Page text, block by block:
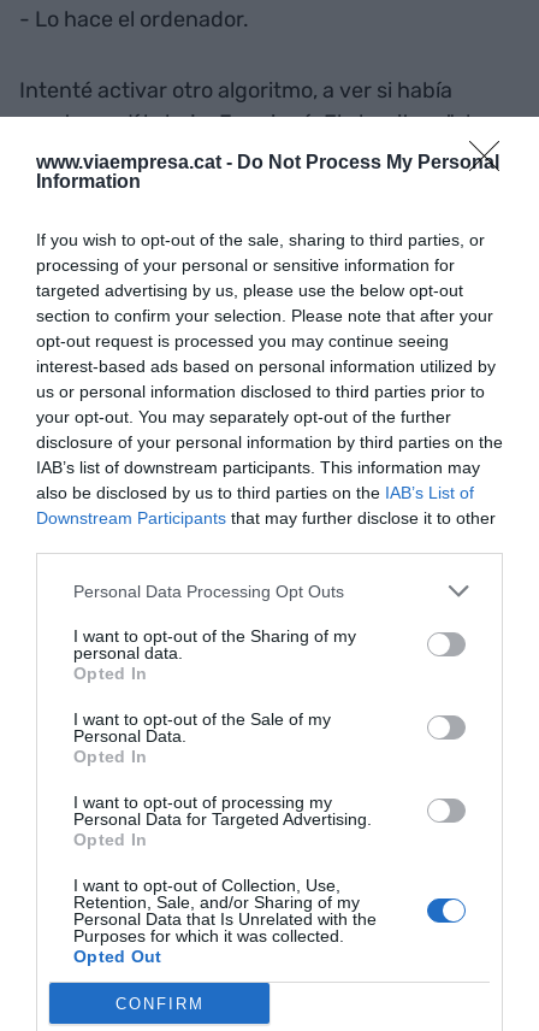
www.viaempresa.cat - Do Not Process My Personal
Information
If you wish to opt-out of the sale, sharing to third parties, or
processing of your personal or sensitive information for
targeted advertising by us, please use the below opt-out
section to confirm your selection. Please note that after your
opt-out request is processed you may continue seeing
interest-based ads based on personal information utilized by
us or personal information disclosed to third parties prior to
your opt-out. You may separately opt-out of the further
disclosure of your personal information by third parties on the
IAB’s list of downstream participants. This information may
also be disclosed by us to third parties on the IAB’s List of
Downstream Participants that may further disclose it to other
Personal Data Processing Opt Outs
I want to opt-out of the Sharing of my
personal data.
Opted In
I want to opt-out of the Sale of my
Personal Data.
Opted In
I want to opt-out of processing my
Personal Data for Targeted Advertising.
Opted In
I want to opt-out of Collection, Use,
Retention, Sale, and/or Sharing of my
Personal Data that Is Unrelated with the
Purposes for which it was collected.
Opted Out
CONFIRM
- Lo hace el ordenador.
Intenté activar otro algoritmo, a ver si había
suerte: pedí la baja. Funcionó. El algoritmo "el
cliente se va" provocó que me telefoneara otra
operadora ofreciéndome un descuento. El
era imposible conseguir con el algoritmo "añadir
una línea telefónica al contrato". Dicen que estas
cosas no pasan en las empresas niponas, porque
sus religiones no usan muchas de nuestras reglas
(o algoritmos) basadas en el error y el
arrepentimiento.
"Siempre que alguien me
dice "el ordenador no me
deja", siempre pienso que es
el nuevo "Dios no lo quiere"
ordenador no me deja", siempre pienso que es el
nuevo "Dios no lo quiere". Alguna vez se me ha
escapado decirlo y el operador se ha ofendido;
pasa que los caminos del Señor son inescrutables.
operadores pietosos que habían aprendido como
saltarse el algoritmo, pero encontrarlos era algo
totalmente imprevisible. Dependía del humor, de
la hora, del cansancio, de los conocimientos, las
ganas o cualquier otra variable. No era un